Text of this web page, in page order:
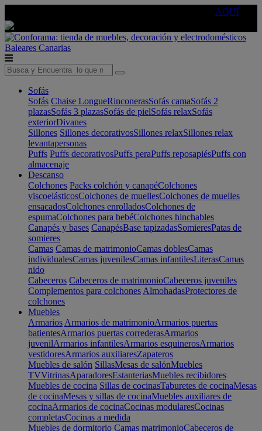
AQUÍ
Baleares Canarias
Sofás
Sofás Chaise LongueRinconerasSofás camaSofás 2
plazasSofás 3 plazasSofás de pielSofás relaxSofás
exteriorDivanes
Sillones Sillones decorativosSillones relaxSillones relax
levantapersonas
Puffs Puffs decorativosPuffs peraPuffs reposapiésPuffs con
almacenaje
Descanso
Colchones Packs colchón y canapéColchones
viscoelásticosColchones de muellesColchones de muelles
ensacadosColchones enrolladosColchones de
espumaColchones para bebéColchones hinchables
Canapés y bases CanapésBase tapizadasSomieresPatas de
somieres
Camas Camas de matrimonioCamas doblesCamas
individualesCamas juvenilesCamas infantilesLiterasCamas
nido
Cabeceros Cabeceros de matrimonioCabeceros juveniles
Complementos para colchones AlmohadasProtectores de
colchones
Muebles
Armarios Armarios de matrimonioArmarios puertas
batientesArmarios puertas correderasArmarios
juvenilArmarios infantilesArmarios esquinerosArmarios
vestidoresArmarios auxiliaresZapateros
Muebles de salón SillasMesas de salónMuebles
TVVitrinasAparadoresEstanteriasMuebles recibidores
Muebles de cocina Sillas de cocinasTaburetes de cocinaMesas
de cocinaMesas y sillas de cocinaMuebles auxiliares de
cocinaArmarios de cocinaCocinas modularesCocinas
completasCocinas a medida
Muebles de dormitorio Camas matrimonioCabeceros de